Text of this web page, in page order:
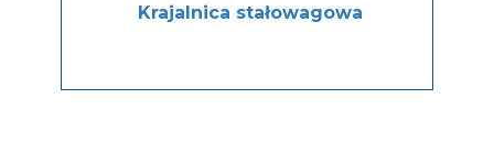
Krajalnica stałowagowa